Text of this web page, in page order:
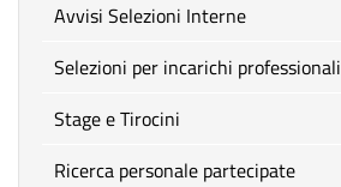
Avvisi Selezioni Interne
Selezioni per incarichi professionali
Stage e Tirocini
Ricerca personale partecipate